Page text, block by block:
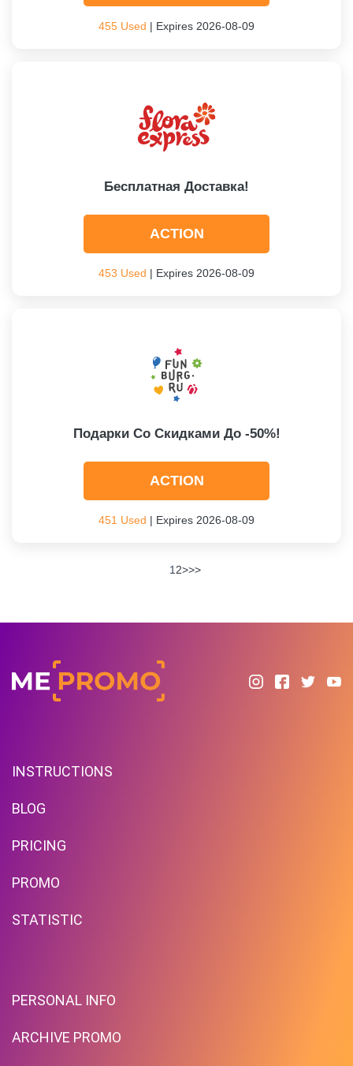
455 Used | Expires 2026-08-09
Бесплатная Доставка!
ACTION
453 Used | Expires 2026-08-09
Подарки Со Скидками До -50%!
ACTION
451 Used | Expires 2026-08-09
1 2>>>
INSTRUCTIONS
BLOG
PRICING
PROMO
STATISTIC
PERSONAL INFO
ARCHIVE PROMO